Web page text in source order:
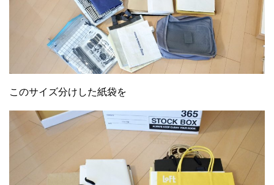
このサイズ分けした紙袋を